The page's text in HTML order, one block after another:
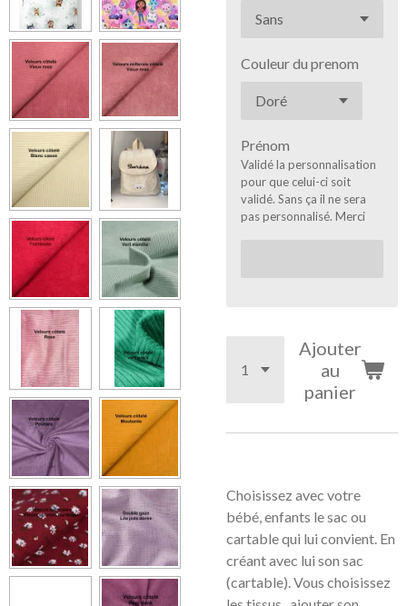
Couleur du prenom
Prénom
Validé la personnalisation
pour que celui-ci soit
validé. Sans ça il ne sera
pas personnalisé. Merci
Ajouter
au
panier
Choisissez avec votre
bébé, enfants le sac ou
cartable qui lui convient. En
créant avec lui son sac
(cartable). Vous choisissez